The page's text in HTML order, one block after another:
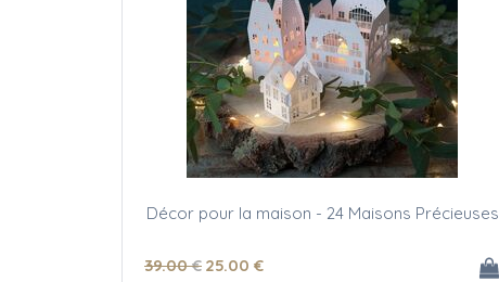
Décor pour la maison - 24 Maisons Précieuses
39.00 € 25.00 €